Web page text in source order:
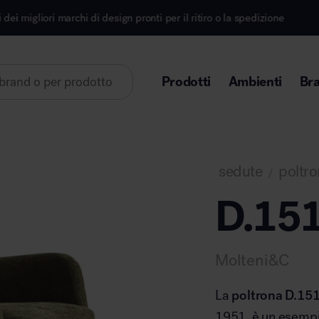
di design pronti per il ritiro o la spedizione
Prodotti Ambienti
Area direzionale
sedute
Molteni&C
La poltrona